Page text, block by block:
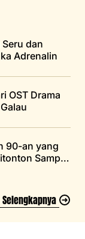
dan
Adrenalin
OST Drama
90-an yang
Sampai
Selengkapnya